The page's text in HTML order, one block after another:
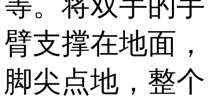
臂支撑在地面，
脚尖点地，整个